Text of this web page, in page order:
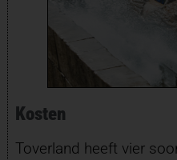
Kosten
Toverland heeft vier